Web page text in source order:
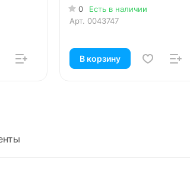
0
Есть в наличии
Арт. 0043747
В корзину